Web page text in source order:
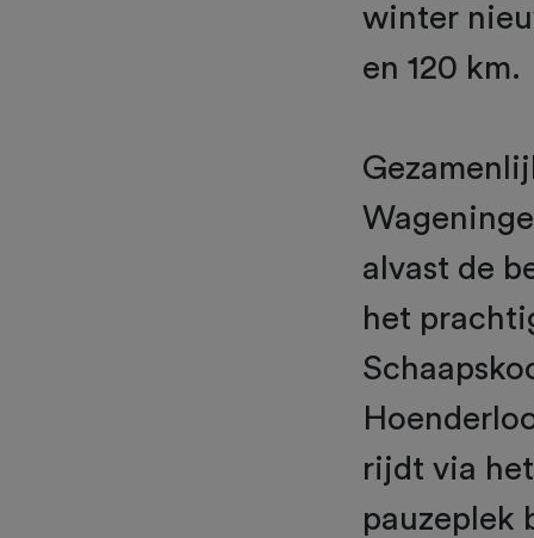
winter
en 120 km.
alvast de
het
rijdt via
pauzeplek